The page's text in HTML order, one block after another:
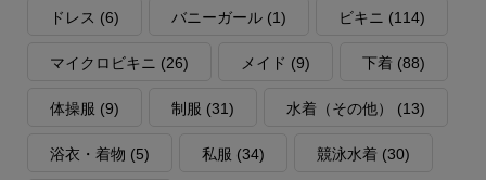
ドレス (6) バニーガール(1) ビキニ (114)
マイクロビキニ (26) メイド (9) 下着 (88)
体操服 (9) 制服 (31) 水着（その他） (13)
浴衣・着物 (5) 私服 (34) 競泳水着 (30)